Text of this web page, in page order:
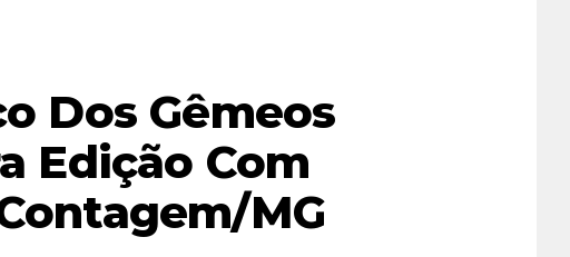
Dos Gêmeos
Edição Com
MG